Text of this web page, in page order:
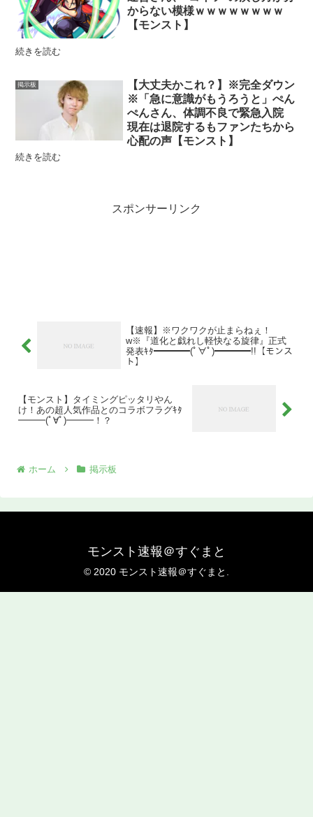
からない模様ｗｗｗｗｗｗｗｗ
【モンスト】
続きを読む
掲示板
【大丈夫かこれ？】※完全ダウン
※「急に意識がもうろうと」ぺん
ぺんさん、体調不良で緊急入院
現在は退院するもファンたちから
心配の声【モンスト】
続きを読む
スポンサーリンク
【速報】※ワクワクが止まらねぇ！
w※『道化と戯れし軽快なる旋律』正式
発表ｷﾀ━━━━(ﾟ∀ﾟ)━━━━!!【モンス
ト】
【モンスト】タイミングピッタリやん
け！あの超人気作品とのコラボフラグｷﾀ
━━━(ﾟ∀ﾟ)━━━！？
ホーム 掲示板
モンスト速報＠すぐまと
© 2020 モンスト速報＠すぐまと.